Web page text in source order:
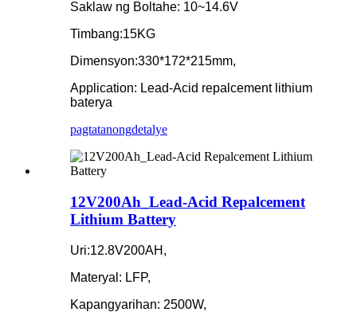
Saklaw ng Boltahe: 10~14.6V
Timbang:15KG
Dimensyon:330*172*215mm,
Application: Lead-Acid repalcement lithium
baterya
pagtatanongdetalye
12V200Ah_Lead-Acid Repalcement
Lithium Battery
Uri:12.8V200AH,
Materyal: LFP,
Kapangyarihan: 2500W,